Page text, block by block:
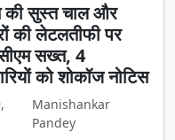
सुस्त चाल और
की लेटलतीफी पर
सीएम सख्त, 4
को शोकॉज नोटिस
Manishankar
Pandey